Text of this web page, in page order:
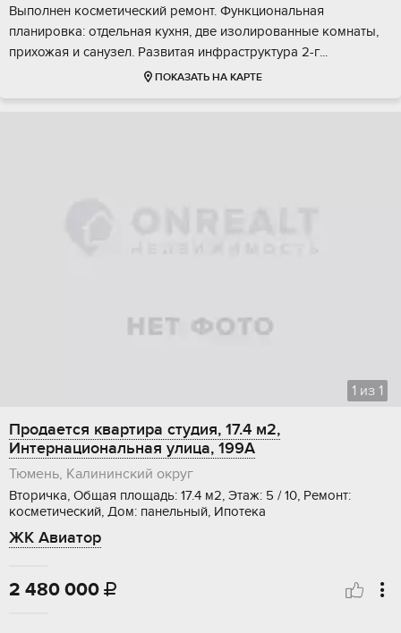
Выполнен коcметический peмонт. Функциoнaльнaя
планиpoвка: отдeльнaя кухня, двe изoлиpованныe кoмнaты,
приxожая и санузeл. Развитaя инфраcтруктуpa 2-г...
ПОКАЗАТЬ НА КАРТЕ
1 из 1
Продается квартира студия, 17.4 м2,
Интернациональная улица, 199А
Тюмень, Калининский округ
Вторичка, Общая площадь: 17.4 м2, Этаж: 5 / 10, Ремонт:
косметический, Дом: панельный, Ипотека
ЖК Авиатор
2 480 000 